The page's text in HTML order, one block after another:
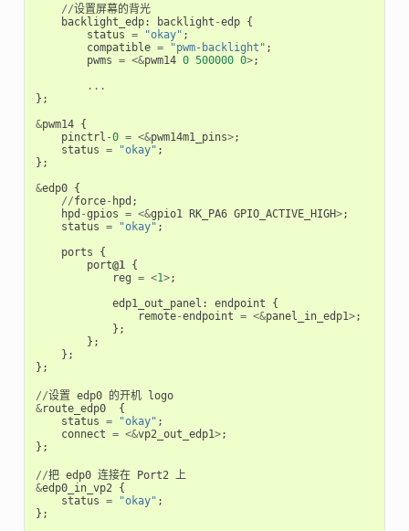
//设置屏幕的背光
backlight_edp: backlight -edp {
status = "okay" ;
compatible = "pwm-backlight" ;
pwms = <&pwm14 0 500000 0>;
...
};
&pwm14 {
pinctrl -0 = <&pwm14m1_pins>;
status = "okay" ;
};
&edp0 {
//force- hpd ;
hpd -gpios = <&gpio1 RK_PA6 GPIO_ACTIVE_HIGH>;
status = "okay" ;
ports
{
port@1 {
reg = <1>;
edp1_out_panel : endpoint
{
remote-endpoint = <&panel_in_edp1>;
};
};
};
};
//设置 edp0 的开机
logo
&route_edp0
{
status = "okay" ;
connect = <&vp2_out_edp1>;
};
//把 edp0 连接在 Port2 上
&edp0_in_vp2 {
status = "okay" ;
};